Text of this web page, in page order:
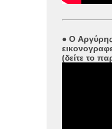
● O
(δείτε το